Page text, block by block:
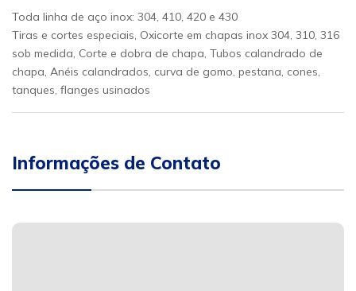
Toda linha de aço inox: 304, 410, 420 e 430
Tiras e cortes especiais, Oxicorte em chapas inox 304, 310, 316
sob medida, Corte e dobra de chapa, Tubos calandrado de
chapa, Anéis calandrados, curva de gomo, pestana, cones,
tanques, flanges usinados
Informações de Contato